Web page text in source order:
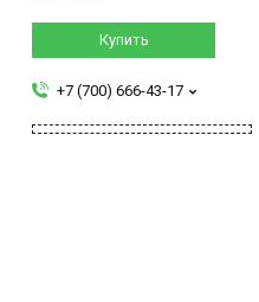
Купить
+7 (700) 666-43-17